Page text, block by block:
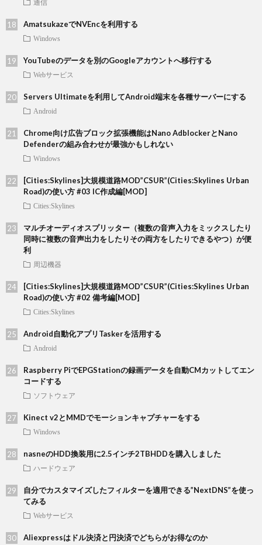
通信
AmatsukazeでNVEncを利用する
Windows
YouTubeのデータを別のGoogleアカウントへ移行する
Webサービス
Servers Ultimateを利用してAndroid端末を各種サーバーにする
Android
Chrome向け広告ブロック拡張機能はNano AdblockerとNano
Defenderの組み合わせが最強かもしれない
Windows
[Cities:Skylines]大規模道路MOD”CSUR”(Cities:Skylines Urban
Road)の使い方 #03 IC作成編[MOD]
Cities:Skylines
マルチオーディオスプリッター（複数の音声入力をミックスしたり
同時に複数の音声出力をしたりその両方をしたりできるやつ）が便
利
周辺機器
[Cities:Skylines]大規模道路MOD”CSUR”(Cities:Skylines Urban
Road)の使い方 #02 備考編[MOD]
Cities:Skylines
Android自動化アプリTaskerを活用する
Android
Raspberry PiでEPGStationの録画データを自動CMカットしてエン
コードする
ソフトウェア
Kinect v2とMMDでモーションキャプチャーをする
Windows
nasneのHDD換装用に2.5インチ2TBHDDを購入しました
ハードウェア
自分でカスタマイズしたフィルターを適用できる”NextDNS”を使っ
てみる
Webサービス
Aliexpressはドル決済と円決済でどちらがお得なのか